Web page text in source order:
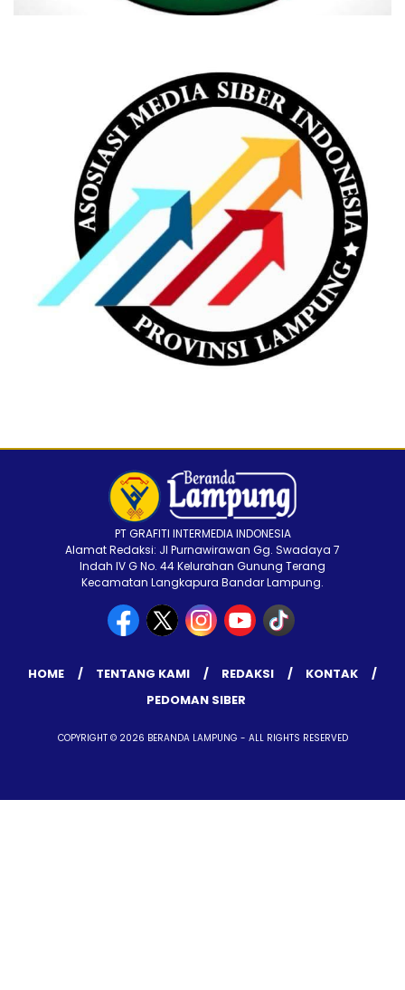
PT GRAFITI INTERMEDIA INDONESIA
Alamat Redaksi: Jl Purnawirawan Gg. Swadaya 7
Indah IV G No. 44 Kelurahan Gunung Terang
Kecamatan Langkapura Bandar Lampung.
HOME TENTANG KAMI REDAKSI
KONTAK
PEDOMAN SIBER
COPYRIGHT © 2026 BERANDA LAMPUNG - ALL RIGHTS RESERVED